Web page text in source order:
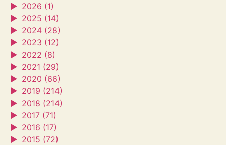
► 2026 (1)
► 2025 (14)
► 2024 (28)
► 2023 (12)
► 2022 (8)
► 2021 (29)
► 2020 (66)
► 2019 (214)
► 2018 (214)
► 2017 (71)
► 2016 (17)
► 2015 (72)